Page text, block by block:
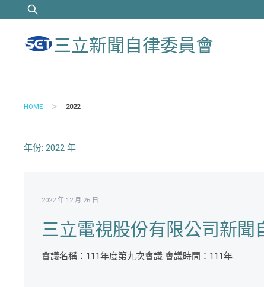
to
content
搜
尋
關
鍵
三立新聞自律委員會
HOME > 2022
年份: 2022 年
2022 年 12 月 26 日
三立電視股份有限公司新
會議名稱：111年度第九次會議 會議時間：111年...